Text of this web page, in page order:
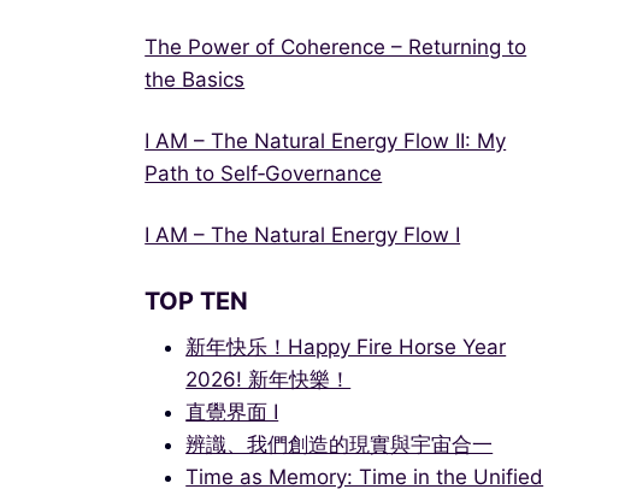
The Power of Coherence – Returning to
the Basics
I AM – The Natural Energy Flow II: My
Path to Self‑Governance
I AM – The Natural Energy Flow I
TOP TEN
新年快乐！Happy Fire Horse Year
2026! 新年快樂！
直覺界面 I
辨識、我們創造的現實與宇宙合一
Time as Memory: Time in the Unified